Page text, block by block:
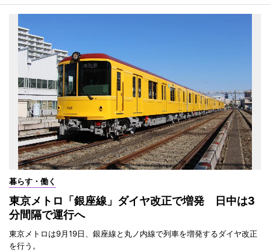
暮らす・働く
東京メトロ「銀座線」ダイヤ改正で増発 日中は3
分間隔で運行へ
東京メトロは9月19日、銀座線と丸ノ内線で列車を増発するダイヤ改正
を行う。